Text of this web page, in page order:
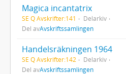
Magica incantatrix
SE Q Avskrifter:141
Delarkiv
Del avAvskriftssamlingen
Handelsräkningen 1964
SE Q Avskrifter:142
Delarkiv
Del avAvskriftssamlingen